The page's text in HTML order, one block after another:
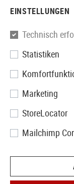
Walther
TKF Folder
EINSTELLUNGEN
Technisch
Statistiken
Marketing
StoreLocator
Mailchimp